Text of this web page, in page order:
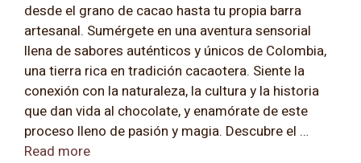
desde el grano de cacao hasta tu propia barra
artesanal. Sumérgete en una aventura sensorial
llena de sabores auténticos y únicos de Colombia,
una tierra rica en tradición cacaotera. Siente la
conexión con la naturaleza, la cultura y la historia
que dan vida al chocolate, y enamórate de este
proceso lleno de pasión y magia. Descubre el …
Read more